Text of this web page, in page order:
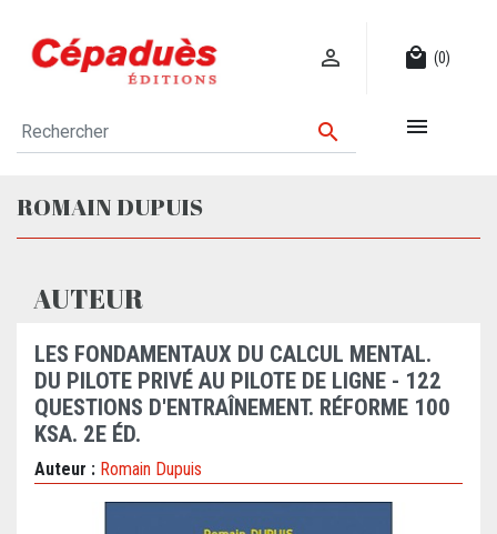
 local_mall (0)
 
ROMAIN DUPUIS
AUTEUR
LES FONDAMENTAUX DU CALCUL MENTAL.
DU PILOTE PRIVÉ AU PILOTE DE LIGNE - 122
QUESTIONS D'ENTRAÎNEMENT. RÉFORME 100
KSA. 2E ÉD.
Auteur : Romain Dupuis